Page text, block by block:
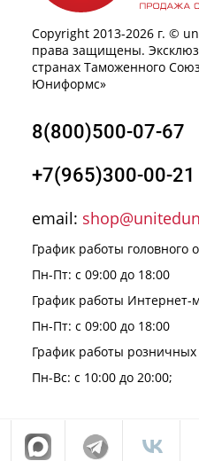
Copyright 2013-2026 г. ©
права защищены.
странах Таможенного
Юниформс»
8(800)500-07-67
+7(965)300-00-21
email:
График работы головного
Пн-Пт: с 09:00 до 18:00
График работы Интернет-
Пн-Пт: с 09:00 до 18:00
График работы розничных
Пн-Вс: с 10:00 до 20:00;